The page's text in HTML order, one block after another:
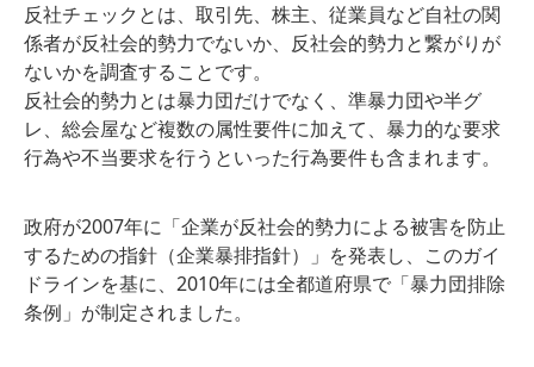
反社チェックとは、取引先、株主、従業員など自社の関
係者が反社会的勢力でないか、反社会的勢力と繋がりが
ないかを調査することです。
反社会的勢力とは暴力団だけでなく、準暴力団や半グ
レ、総会屋など複数の属性要件に加えて、暴力的な要求
行為や不当要求を行うといった行為要件も含まれます。
政府が2007年に「企業が反社会的勢力による被害を防止
するための指針（企業暴排指針）」を発表し、このガイ
ドラインを基に、2010年には全都道府県で「暴力団排除
条例」が制定されました。